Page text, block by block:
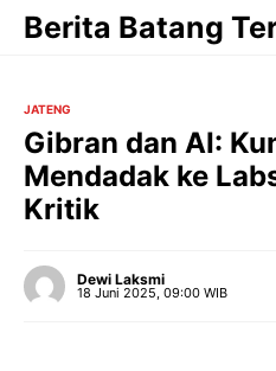
Langsung
Berita Batang
JATENG
Gibran dan AI:
Mendadak ke
Kritik
Dewi Laksmi
18 Juni 2025, 09:00 WIB